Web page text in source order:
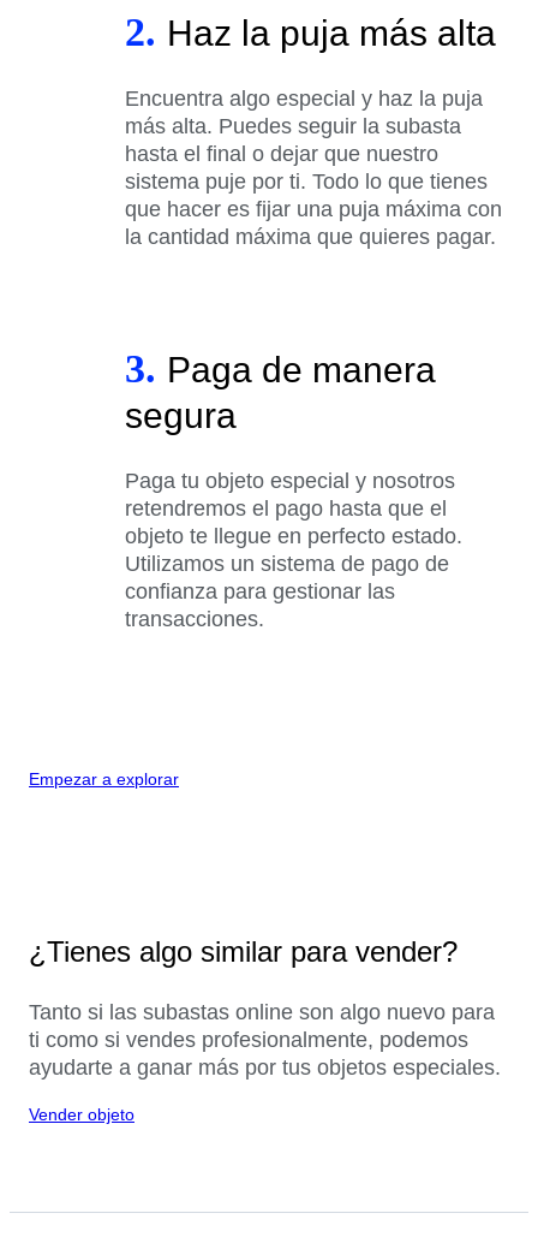
2. Haz la puja más alta
Encuentra algo especial y haz la puja
más alta. Puedes seguir la subasta
hasta el final o dejar que nuestro
sistema puje por ti. Todo lo que tienes
que hacer es fijar una puja máxima con
la cantidad máxima que quieres pagar.
3. Paga de manera
segura
Paga tu objeto especial y nosotros
retendremos el pago hasta que el
objeto te llegue en perfecto estado.
Utilizamos un sistema de pago de
confianza para gestionar las
transacciones.
Empezar a explorar
¿Tienes algo similar para vender?
Tanto si las subastas online son algo nuevo para
ti como si vendes profesionalmente, podemos
ayudarte a ganar más por tus objetos especiales.
Vender objeto